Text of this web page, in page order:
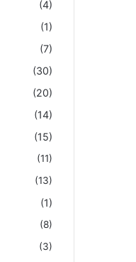
(4)
(1)
(7)
(30)
(20)
(14)
(15)
(11)
(13)
(1)
(8)
(3)